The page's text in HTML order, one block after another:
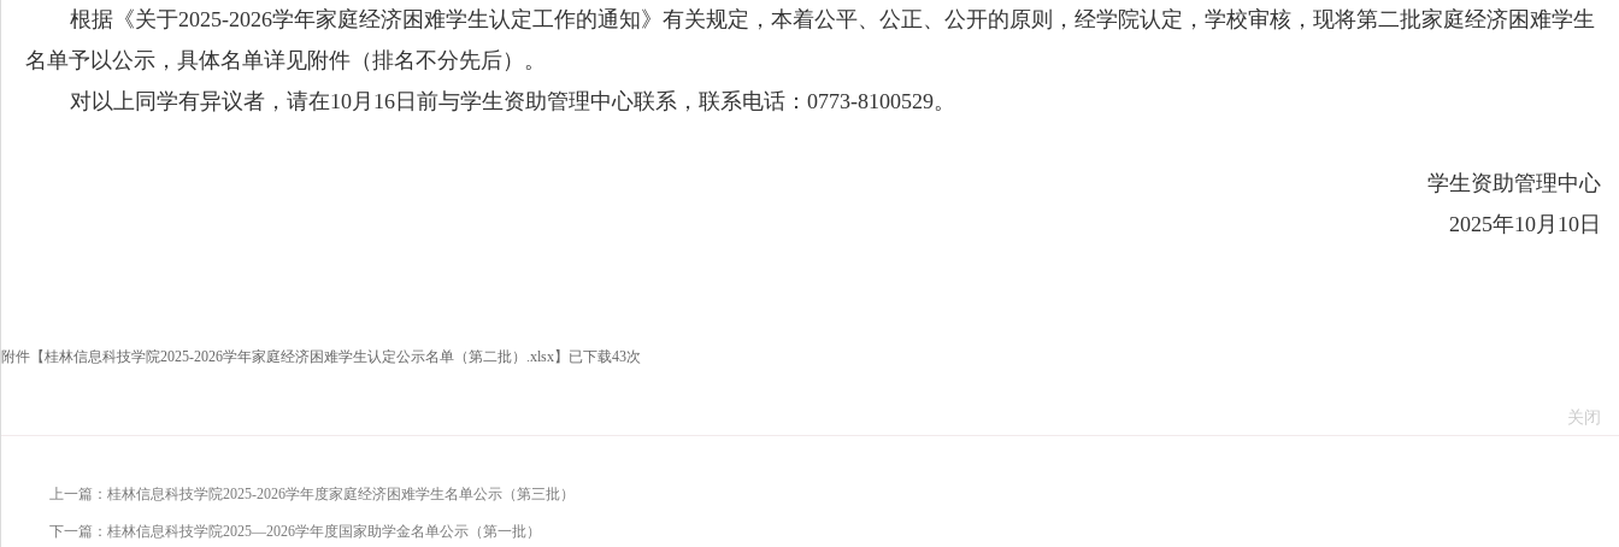
根据《关于2025-2026学年家庭经济困难学生认定工作的通知》有关规定，本着公平、公正、公开的原则，经学院认定，学校审核，现将第二批家庭经济困难学生
名单予以公示，具体名单详见附件（排名不分先后）。
对以上同学有异议者，请在10月16日前与学生资助管理中心联系，联系电话：0773-8100529。
学生资助管理中心
2025年10月10日
附件【桂林信息科技学院2025-2026学年家庭经济困难学生认定公示名单（第二批）.xlsx】已下载43次
关闭
上一篇：桂林信息科技学院2025-2026学年度家庭经济困难学生名单公示（第三批）
下一篇：桂林信息科技学院2025—2026学年度国家助学金名单公示（第一批）